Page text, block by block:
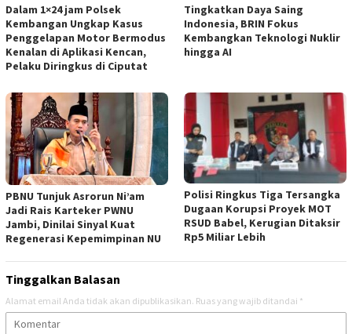
Dalam 1×24 jam Polsek
Kembangan Ungkap Kasus
Penggelapan Motor Bermodus
Kenalan di Aplikasi Kencan,
Pelaku Diringkus di Ciputat
Tingkatkan Daya Saing
Indonesia, BRIN Fokus
Kembangkan Teknologi Nuklir
hingga AI
PBNU Tunjuk Asrorun Ni’am
Jadi Rais Karteker PWNU
Jambi, Dinilai Sinyal Kuat
Regenerasi Kepemimpinan NU
Polisi Ringkus Tiga Tersangka
Dugaan Korupsi Proyek MOT
RSUD Babel, Kerugian Ditaksir
Rp5 Miliar Lebih
Tinggalkan Balasan
Alamat email Anda tidak akan dipublikasikan. Ruas yang wajib ditandai *